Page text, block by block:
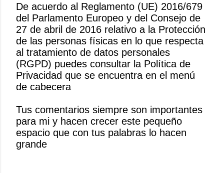
P
u
b
l
i
c
a
u
n
c
o
De acuerdo al Reglamento (UE) 2016/679
del Parlamento Europeo y del Consejo de
27 de abril de 2016 relativo a la Protección
de las personas físicas en lo que respecta
al tratamiento de datos personales
(RGPD) puedes consultar la Política de
Privacidad que se encuentra en el menú
de cabecera
Tus comentarios siempre son importantes
para mi y hacen crecer este pequeño
espacio que con tus palabras lo hacen
grande